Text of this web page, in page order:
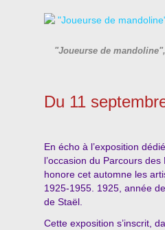
"Joueurse de
Du 11
En écho à l’exposition
l’occasion du Parcours
honore cet automne les
1925-1955. 1925, année
de Staël.
Cette exposition s’inscrit,